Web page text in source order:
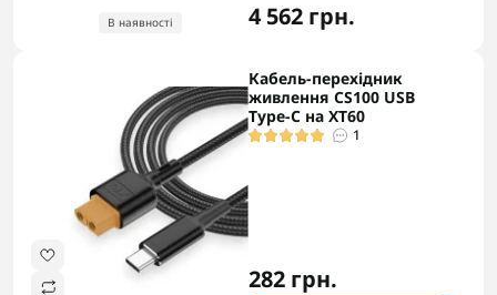
В наявності 4 562 грн.
Кабель-перехідник
живлення CS100 USB
Type-C на XT60
1
282 грн.